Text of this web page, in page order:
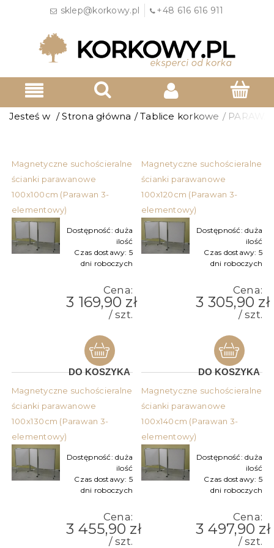
sklep@korkowy.pl +48 616 616 911
Jesteś w / Strona główna / Tablice korkowe /
Magnetyczne suchościeralne
ścianki parawanowe
100x100cm (Parawan 3-
elementowy)
Dostępność: duża
ilość
Czas dostawy: 5
dni roboczych
Cena:
3 169,90 zł
/ szt.
DO KOSZYKA
Magnetyczne suchościeralne
ścianki parawanowe
100x120cm (Parawan 3-
elementowy)
Dostępność: duża
ilość
Czas dostawy: 5
dni roboczych
Cena:
3 305,90 zł
/ szt.
DO KOSZYKA
Magnetyczne suchościeralne
ścianki parawanowe
100x130cm (Parawan 3-
elementowy)
Dostępność: duża
ilość
Czas dostawy: 5
dni roboczych
Cena:
3 455,90 zł
/ szt.
Magnetyczne suchościeralne
ścianki parawanowe
100x140cm (Parawan 3-
elementowy)
Dostępność: duża
ilość
Czas dostawy: 5
dni roboczych
Cena:
3 497,90 zł
/ szt.